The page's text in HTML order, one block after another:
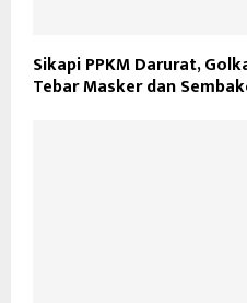
Sikapi PPKM Darurat,
Tebar Masker dan